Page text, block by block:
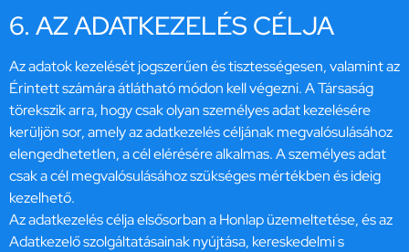
6. AZ ADATKEZELÉS CÉLJA
Az adatok kezelését jogszerűen és tisztességesen, valamint az
Érintett számára átlátható módon kell végezni. A Társaság
törekszik arra, hogy csak olyan személyes adat kezelésére
kerüljön sor, amely az adatkezelés céljának megvalósulásához
elengedhetetlen, a cél elérésére alkalmas. A személyes adat
csak a cél megvalósulásához szükséges mértékben és ideig
kezelhető.
Az adatkezelés célja elsősorban a Honlap üzemeltetése, és az
Adatkezelő szolgáltatásainak nyújtása, kereskedelmi s